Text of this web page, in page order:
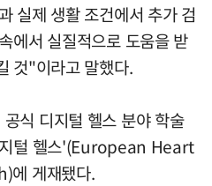
실제 생활 조건에서 추가 검
에서 실질적으로 도움을 받
것"이라고 말했다.
식 디지털 헬스 분야 학술
털 헬스'(European Heart
게재됐다.